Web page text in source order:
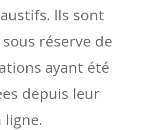
Ils sont
réserve de
ayant été
depuis leur
ligne.